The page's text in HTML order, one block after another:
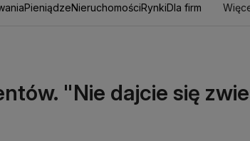
PieniądzeNieruchomościRynkiDla firm
"Nie dajcie się